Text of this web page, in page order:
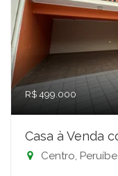
R$ 499.000
Casa à Venda
Centro,